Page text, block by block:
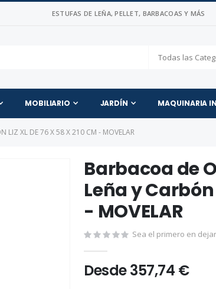
ESTUFAS DE LEÑA, PELLET, BARBACOAS Y MÁS
MOBILIARIO JARDÍN MAQUINARIA
LIZ XL DE 76 X 58 X 210 CM - MOVELAR
Barbacoa de
Leña y Carbón
- MOVELAR
Sea el primero en
Desde357,74 €